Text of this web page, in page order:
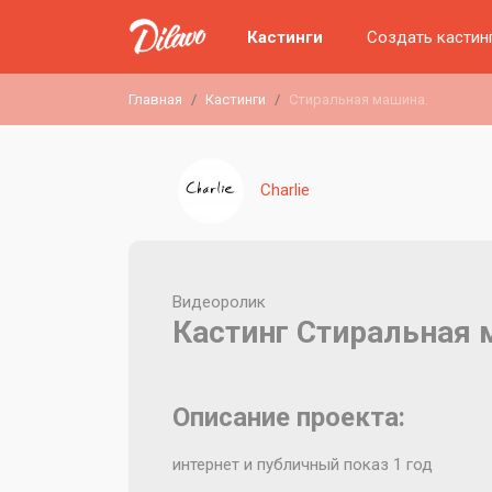
Кастинги Создать
Главная Кастинги Стиральная машина.
Charlie
Видеоролик
Кастинг Стиральная
Описание проекта:
интернет и публичный показ 1 год